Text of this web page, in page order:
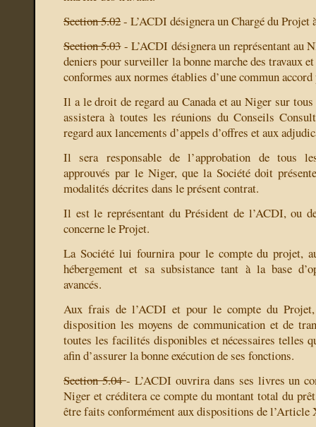
Section 5.02- L’ACDI désignera un Chargé du Projet
Section 5.03- L’ACDI désignera un représentant au
deniers pour surveiller la bonne marche des travaux
conformes aux normes établies d’une commun
Il a le droit de regard au Canada et au Niger sur
assistera à toutes les réunions du Conseils
regard aux lancements d’appels d’offres et aux
Il sera responsable de l’approbation de tous
approuvés par le Niger, que la Société doit
modalités décrites dans le présent contrat.
Il est le représentant du Président de l’ACDI, ou
concerne le Projet.
La Société lui fournira pour le compte du projet,
hébergement et sa subsistance tant à la base
avancés.
Aux frais de l’ACDI et pour le compte du
disposition les moyens de communication et de
toutes les facilités disponibles et nécessaires telles
afin d’assurer la bonne exécution de ses fonctions.
Section 5.04- L’ACDI ouvrira dans ses livres un
Niger et créditera ce compte du montant total du
être faits conformément aux dispositions de l’Article